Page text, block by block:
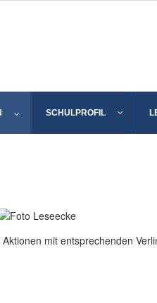
SCHULPROFIL
mit entsprechenden